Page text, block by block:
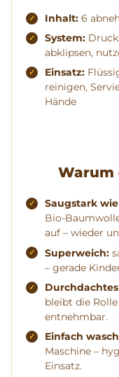
Inhalt: 6
System:
abklipsen,
Einsatz:
reinigen,
Hände
Warum
Saugstark
Bio-
auf – wieder
Superweich:
– gerade
bleibt die
entnehmbar.
Einfach
Maschine –
Einsatz.